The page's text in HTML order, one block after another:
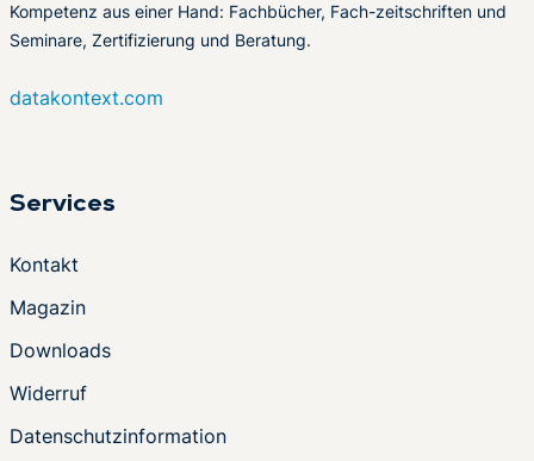
Kompetenz aus einer Hand: Fachbücher, Fach-zeitschriften und
Seminare, Zertifizierung und Beratung.
datakontext.com
Services
Kontakt
Magazin
Downloads
Widerruf
Datenschutzinformation